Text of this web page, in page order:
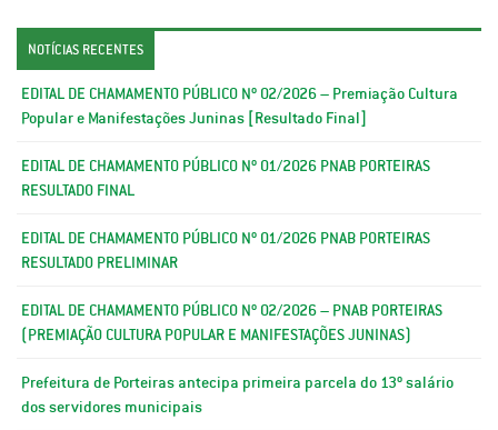
NOTÍCIAS RECENTES
EDITAL DE CHAMAMENTO PÚBLICO Nº 02/2026 – Premiação Cultura
Popular e Manifestações Juninas [Resultado Final]
EDITAL DE CHAMAMENTO PÚBLICO Nº 01/2026 PNAB PORTEIRAS
RESULTADO FINAL
EDITAL DE CHAMAMENTO PÚBLICO Nº 01/2026 PNAB PORTEIRAS
RESULTADO PRELIMINAR
EDITAL DE CHAMAMENTO PÚBLICO Nº 02/2026 – PNAB PORTEIRAS
(PREMIAÇÃO CULTURA POPULAR E MANIFESTAÇÕES JUNINAS)
Prefeitura de Porteiras antecipa primeira parcela do 13º salário
dos servidores municipais